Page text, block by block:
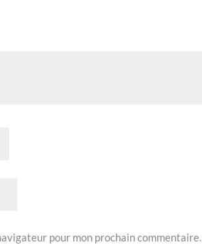
pour mon prochain commentaire.